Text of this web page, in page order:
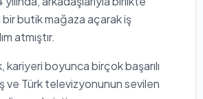
butik mağaza açarak iş
atmıştır.
boyunca birçok başarılı
ve Türk televizyonunun sevilen